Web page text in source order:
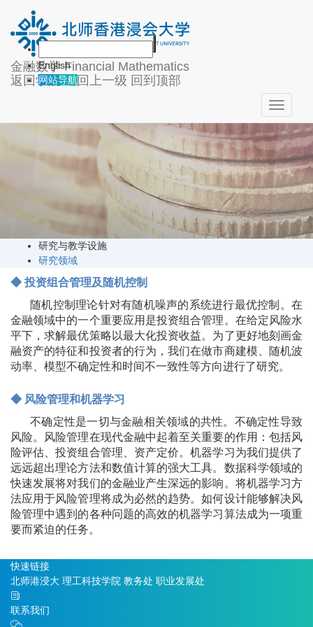
金融数学 Financial Mathematics
返回学院 返回上一级 回到顶部
English
网站导航
Toggle
研究与教学设施
研究领域
◆ 投资组合管理及随机控制
随机控制理论针对有随机噪声的系统进行最优控制。在
金融领域中的一个重要应用是投资组合管理。在给定风险水
平下，求解最优策略以最大化投资收益。为了更好地刻画金
融资产的特征和投资者的行为，我们在做市商建模、随机波
动率、模型不确定性和时间不一致性等方向进行了研究。
◆ 风险管理和机器学习
不确定性是一切与金融相关领域的共性。不确定性导致
风险。风险管理在现代金融中起着至关重要的作用：包括风
险评估、投资组合管理、资产定价。机器学习为我们提供了
远远超出理论方法和数值计算的强大工具。数据科学领域的
快速发展将对我们的金融业产生深远的影响。将机器学习方
法应用于风险管理将成为必然的趋势。如何设计能够解决风
险管理中遇到的各种问题的高效的机器学习算法成为一项重
要而紧迫的任务。
快速链接
北师港浸大 理工科技学院 教务处 职业发展处
联系我们